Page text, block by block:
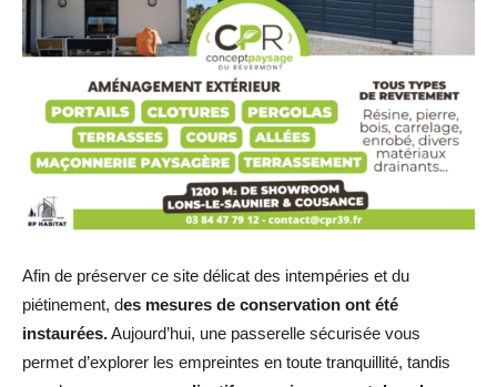
Afin de préserver ce site délicat des intempéries et du
piétinement, des mesures de conservation ont été
instaurées.Aujourd’hui, une passerelle sécurisée vous
permet d’explorer les empreintes en toute tranquillité, tandis